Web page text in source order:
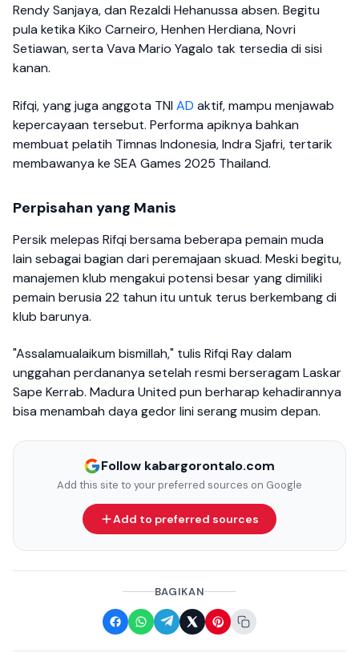
Rendy Sanjaya, dan Rezaldi Hehanussa absen. Begitu
pula ketika Kiko Carneiro, Henhen Herdiana, Novri
Setiawan, serta Vava Mario Yagalo tak tersedia di sisi
kanan.
Rifqi, yang juga anggota TNI AD aktif, mampu menjawab
kepercayaan tersebut. Performa apiknya bahkan
membuat pelatih Timnas Indonesia, Indra Sjafri, tertarik
membawanya ke SEA Games 2025 Thailand.
Perpisahan yang Manis
Persik melepas Rifqi bersama beberapa pemain muda
lain sebagai bagian dari peremajaan skuad. Meski begitu,
manajemen klub mengakui potensi besar yang dimiliki
pemain berusia 22 tahun itu untuk terus berkembang di
klub barunya.
"Assalamualaikum bismillah," tulis Rifqi Ray dalam
unggahan perdananya setelah resmi berseragam Laskar
Sape Kerrab. Madura United pun berharap kehadirannya
bisa menambah daya gedor lini serang musim depan.
Follow kabargorontalo.com
Add this site to your preferred sources on Google
Add to preferred sources
BAGIKAN